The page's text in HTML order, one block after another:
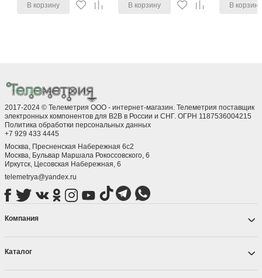
В корзину В корзину В корзину
2017-2024 © Телеметрия ООО - интернет-магазин. Телеметрия поставщик
электронных компонентов для B2B в России и СНГ. ОГРН 1187536004215
Политика обработки персональных данных
+7 929 433 4445
Москва, Пресненская Набережная 6с2
Москва, ​Бульвар Маршала Рокоссовского, 6
Иркутск, ​Цесовская Набережная, 6
telemetrya@yandex.ru
Компания
Каталог